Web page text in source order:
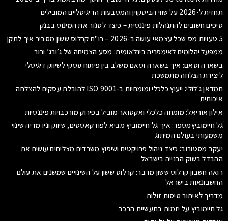
תחזית ל-2026 על שווי הביטקוין והמטבעות הדיגיטליים המובילים
טיפים חשובים להתנהלות פיננסית – כיצד לסגור את המינוס בבנק
5 טעויות מס שכל עצמאי עושה ב-2026 – רו"ח קרלוס ששון מסביר איך לתקן
ממפעל יהלומים לאימפריה בינלאומית: מסע הצמיחה של ג’ורג’ ורור
בשארה וסאם: איך בשארה וסאם משלב בין פיתוח עסקי לשיווק דיגיטלי
ליצירת הצלחה מתמשכת
חמדאן ג'לולי: ייעוץ כלכלי ומומחיות ב-ISO 9001 להובלת עסקים להצלחה
איכותית
אילון אוריאל: מומחה כלכלי ואקטואר מוביל בפירוק מורכבויות פיננסיות
גל חיימוביץמספר: איך גל חיימוביץ מביא לפודקאסטים, שיווק וניו מדיה שינוי
משמעותי בעולם המיתוג
יעקב מסטורוב: כיצד ניהול פרויקטים ושיפוץ משרדים מצליחים עושים את
ההבדל בשוק הבנייה בישראל
רואה חשבון קרלוס ששון מדבר: קרלוס ששון על השינויים שמשנים את עולם
החשבונאות בישראל
מדריך לאיתור טיסות זולות
גל חיימוביץ על יזמות בתעשיית הרכב